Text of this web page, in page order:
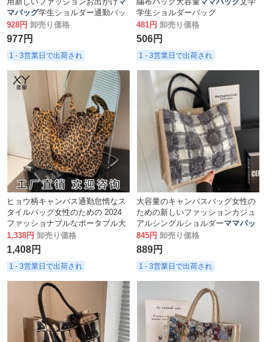
マバッグ学生ショルダー通勤バッ
グ
928円 卸売り価格
977円
1 - 3営業日で出荷され
学生ショルダーバッグ
481円 卸売り価格
506円
1 - 3営業日で出荷され
ヒョウ柄キャンバス通勤怠惰なス
タイルバッグ女性のための 2024
ファッショナブルなポータブル大
容量シングルショルダー
グ
クロスボディ
1,338円 卸売り価格
1,408円
1 - 3営業日で出荷され
大容量のキャンバスバッグ女性の
ための新しいファッションカジュ
アルシングルショルダーママバッ
グ学生クラスのポータブル通勤バ
ッグ
845円 卸売り価格
889円
1 - 3営業日で出荷され